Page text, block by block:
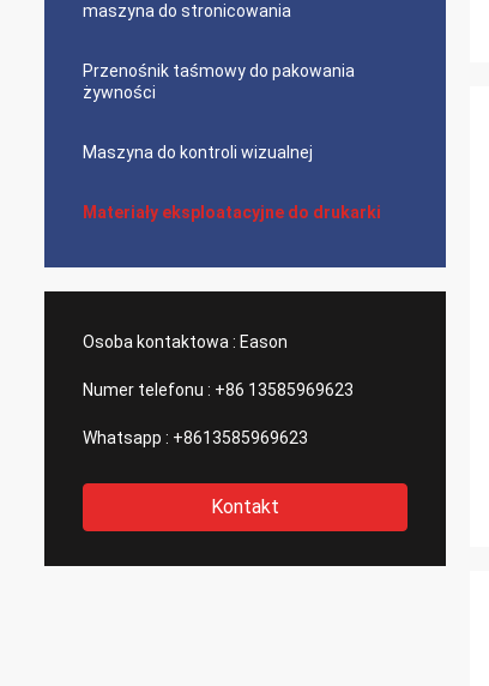
maszyna do stronicowania
Przenośnik taśmowy do pakowania
żywności
Maszyna do kontroli wizualnej
Materiały eksploatacyjne do drukarki
Osoba kontaktowa : Eason
Numer telefonu : +86 13585969623
Whatsapp : +8613585969623
Kontakt